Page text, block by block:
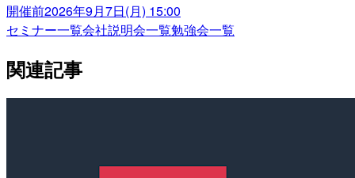
開催前2026年9月7日(月) 15:00
セミナー一覧会社説明会一覧勉強会一覧
関連記事